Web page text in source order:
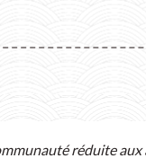
réduite aux